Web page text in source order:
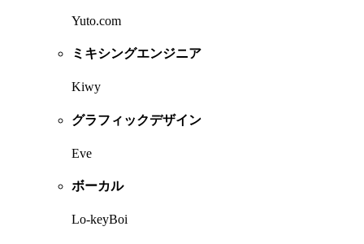
Yuto.com
ミキシングエンジニア
Kiwy
グラフィックデザイン
Eve
ボーカル
Lo-keyBoi